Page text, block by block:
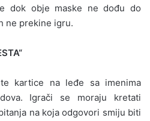
dok obje maske ne dođu do
ne prekine igru.
kartice na leđe sa imenima
Igrači se moraju kretati
na koja odgovori smiju biti